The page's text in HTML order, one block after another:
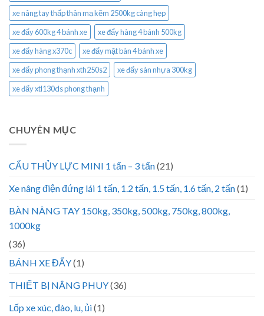
xe nâng tay thấp thân mạ kẽm 2500kg càng hẹp
xe đẩy 600kg 4 bánh xe
xe đẩy hàng 4 bánh 500kg
xe đẩy hàng x370c
xe đẩy mặt bàn 4 bánh xe
xe đẩy phong thạnh xth250s2
xe đẩy sàn nhựa 300kg
xe đẩy xtl130ds phong thạnh
CHUYÊN MỤC
CẨU THỦY LỰC MINI 1 tấn – 3 tấn(21)
Xe nâng điện đứng lái 1 tấn, 1.2 tấn, 1.5 tấn, 1.6 tấn, 2 tấn(1)
BÀN NÂNG TAY 150kg, 350kg, 500kg, 750kg, 800kg,
1000kg
(36)
BÁNH XE ĐẨY(1)
THIẾT BỊ NÂNG PHUY(36)
Lốp xe xúc, đào, lu, ủi(1)